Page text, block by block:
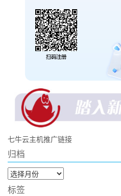
七牛云主机推广链接
归档
归
档
标签